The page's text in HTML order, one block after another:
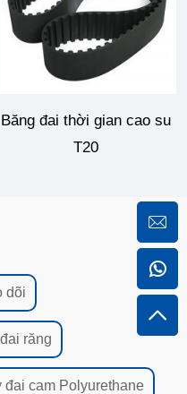
Băng đai thời gian cao su
T20
dõi
răng
đai cam Polyurethane